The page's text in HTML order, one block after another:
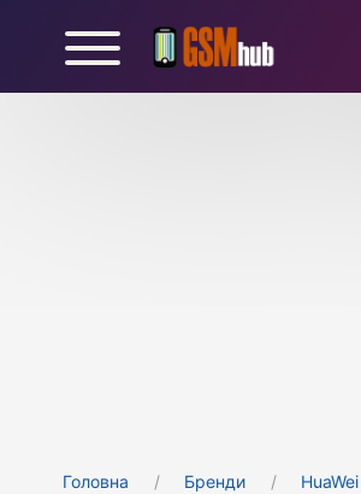
Головна Бренди HuaWei